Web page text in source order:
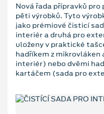
Nová řada přípravků pro
pěti výrobků. Tyto
jako prémiové čisticí
interiér a druhá pro
uloženy v praktické
hadříkem z mikrovláken
interiér) nebo dvěmi
kartáčem (sada pro